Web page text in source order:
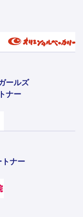
ールズ
ナー
ナー